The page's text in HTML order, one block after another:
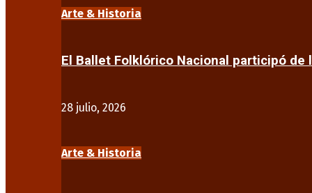
Arte & Historia
El Ballet Folklórico Nacional participó de
28 julio, 2026
Arte & Historia